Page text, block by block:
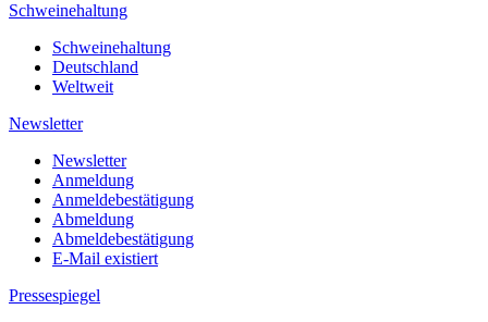
Schweinehaltung
Schweinehaltung
Deutschland
Weltweit
Newsletter
Newsletter
Anmeldung
Anmeldebestätigung
Abmeldung
Abmeldebestätigung
E-Mail existiert
Pressespiegel